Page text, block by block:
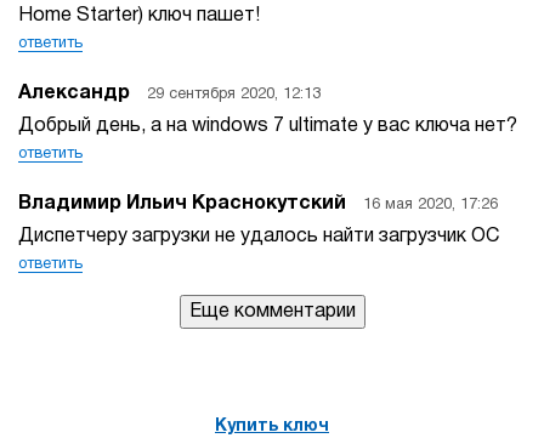
Home Starter) ключ пашет!
ответить
Александр 29 сентября 2020, 12:13
Добрый день, а на windows 7 ultimate у вас ключа нет?
ответить
Владимир Ильич Краснокутский 16 мая 2020, 17:26
Диспетчеру загрузки не удалось найти загрузчик ОС
ответить
Еще комментарии
Купить ключ